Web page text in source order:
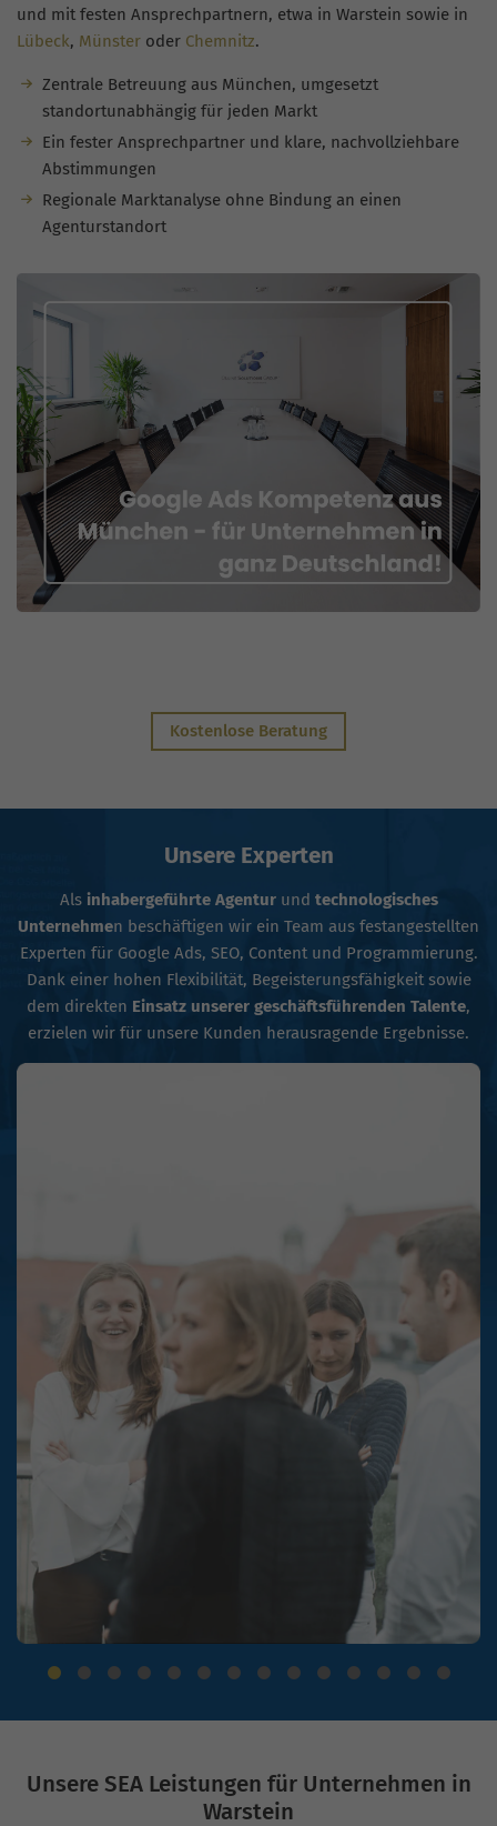
und mit festen Ansprechpartnern, etwa in Warstein sowie in
Lübeck, Münster oder Chemnitz.
Zentrale Betreuung aus München, umgesetzt
standortunabhängig für jeden Markt
Ein fester Ansprechpartner und klare, nachvollziehbare
Abstimmungen
Regionale Marktanalyse ohne Bindung an einen
Agenturstandort
Kostenlose Beratung
Unsere Experten
Alsinhabergeführte Agenturund technologisches
Unternehmen beschäftigen wir ein Team aus festangestellten
Experten für Google Ads, SEO, Content und Programmierung.
Dank einer hohen Flexibilität, Begeisterungsfähigkeit sowie
dem direkten Einsatz unserer geschäftsführenden Talente,
erzielen wir für unsere Kunden herausragende Ergebnisse.
Unsere SEA Leistungen für Unternehmen in
Warstein